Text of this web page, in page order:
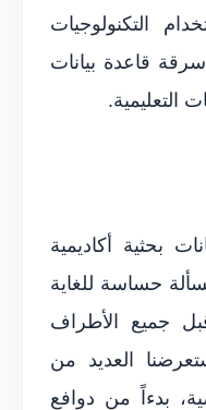
التكنولوجيات
قاعدة بيانات
التعليمية.
بحثية أكاديمية
حساسة للغاية
جميع الأطراف
العديد من
بدءاً من دوافع